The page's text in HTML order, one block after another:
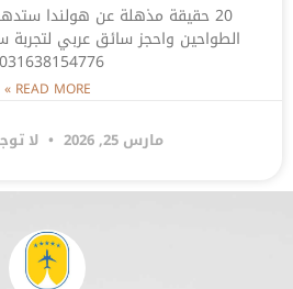
20 حقيقة مذهلة عن هولندا
الطواحين واحجز سائق عربي
READ MORE »
مارس 25, 2026 لا